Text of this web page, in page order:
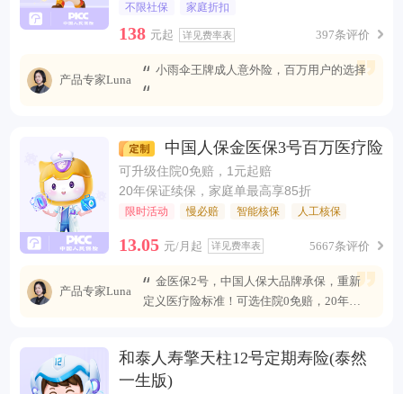
不限社保
家庭折扣
138 元起 详见费率表 397条评价
产品专家Luna
小雨伞王牌成人意外险，百万用户的选择
中国人保金医保3号百万医疗险
可升级住院0免赔，1元起赔
20年保证续保，家庭单最高享85折
限时活动 慢必赔 智能核保 人工核保
13.05 元/月起 详见费率表 5667条评价
产品专家Luna
金医保2号，中国人保大品牌承保，重新
定义医疗险标准！可选住院0免赔，20年安
和泰人寿擎天柱12号定期寿险(泰然
一生版)